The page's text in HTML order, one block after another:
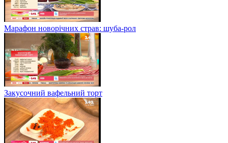
Марафон новорічних страв: шуба-рол
Закусочний вафельний торт